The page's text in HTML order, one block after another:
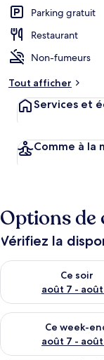
Parking gratuit
Restaurant
Non-fumeurs
Tout afficher
Services et
Comme à la
Options de
Vérifiez la
Ce soir
août 7 -
Vérifier la
Ce week-
août 7 -
Vérifier la